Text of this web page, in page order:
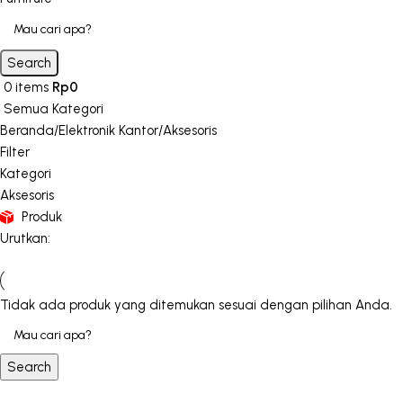
Search
0 items Rp0
Semua Kategori
Beranda Elektronik Kantor Aksesoris
Filter
Kategori
Aksesoris
Produk
Urutkan:
Tidak ada produk yang ditemukan sesuai dengan pilihan Anda.
Search